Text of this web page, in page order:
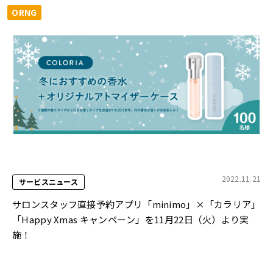
ORNG
サービスニュース 2022.11.21
サロンスタッフ直接予約アプリ「minimo」×「カラリア」
「Happy Xmas キャンペーン」を11月22日（火）より実
施！